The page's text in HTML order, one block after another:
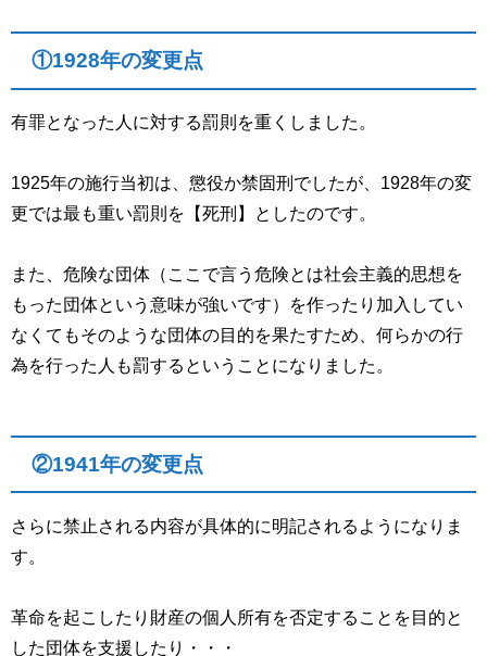
①1928年の変更点
有罪となった人に対する罰則を重くしました。
1925年の施行当初は、懲役か禁固刑でしたが、 1928年の変
更では最も重い罰則を【死刑】としたのです。
また、危険な団体（ここで言う危険とは社会主義的思想を
もった団体という意味が強いです）を作ったり加入してい
なくてもそのような団体の目的を果たすため、何らかの行
為を行った人も罰するということになりました。
②1941年の変更点
さらに禁止される内容が具体的に明記されるようになりま
す。
革命を起こしたり財産の個人所有を否定することを目的と
した団体を支援したり・・・